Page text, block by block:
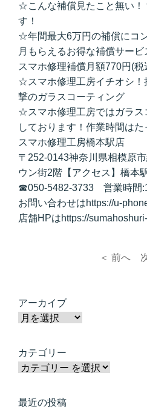
☆こんな補償見たこと無い！
す！
☆年間最大6万円の補償にコ
月もらえるお得な補償サービ
スマホ修理補償月額770円(税
☆スマホ修理工房イチオシ！
撃のガラスコーティング
☆スマホ修理工房ではガラス
しております！作業時間はた
スマホ修理工房橋本駅店
〒252-0143神奈川県相模原
ウン街2階【アクセス】橋本
☎050-5482-3733 営業時間
お問い合わせはhttps://u-
店舗HPはhttps://
＜ 前へ
アーカイブ
カテゴリー
最近の投稿